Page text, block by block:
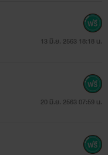
13 มิ.ย. 2563 18:18 น.
20 มิ.ย. 2563 07:59 น.